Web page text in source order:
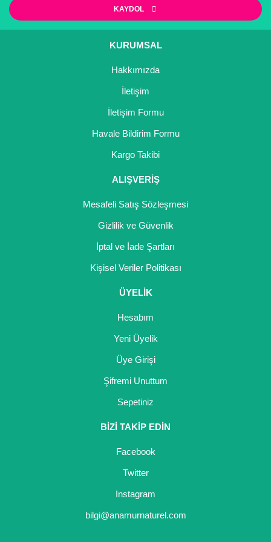
Ürün açıklamasında eksik bilgiler bulunuyor.
Bu ürüne benzer farklı alternatifler olmalı.
Gönder
KAYDOL
KURUMSAL
Hakkımızda
İletişim
İletişim Formu
Havale Bildirim Formu
Kargo Takibi
ALIŞVERİŞ
Mesafeli Satış Sözleşmesi
Gizlilik ve Güvenlik
İptal ve İade Şartları
Kişisel Veriler Politikası
ÜYELİK
Hesabım
Yeni Üyelik
Üye Girişi
Şifremi Unuttum
Sepetiniz
BİZİ TAKİP EDİN
Facebook
Twitter
Instagram
bilgi@anamurnaturel.com